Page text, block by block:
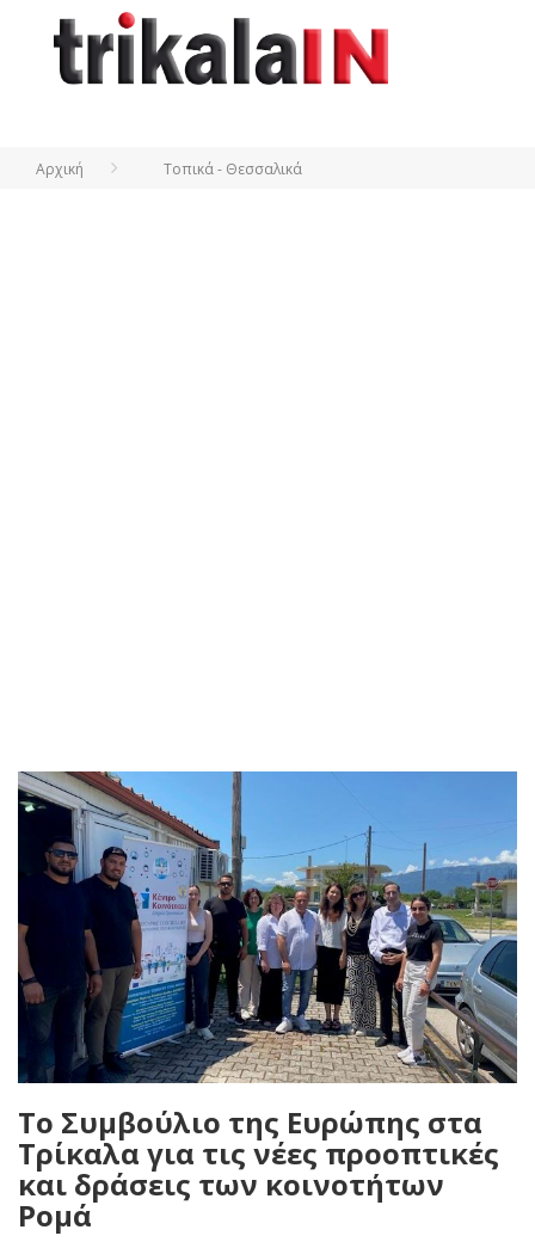
Αρχική Τοπικά - Θεσσαλικά
Το Συμβούλιο της Ευρώπης στα
Τρίκαλα για τις νέες προοπτικές
και δράσεις των κοινοτήτων
Ρομά